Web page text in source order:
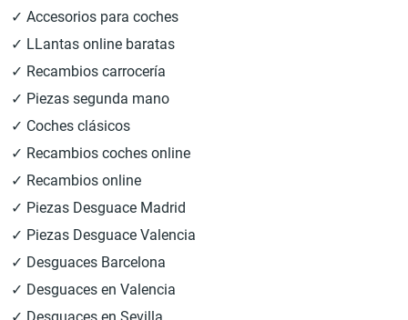
✓ Accesorios para coches
✓ LLantas online baratas
✓ Recambios carrocería
✓ Piezas segunda mano
✓ Coches clásicos
✓ Recambios coches online
✓ Recambios online
✓ Piezas Desguace Madrid
✓ Piezas Desguace Valencia
✓ Desguaces Barcelona
✓ Desguaces en Valencia